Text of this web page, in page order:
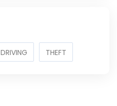
DRIVING THEFT